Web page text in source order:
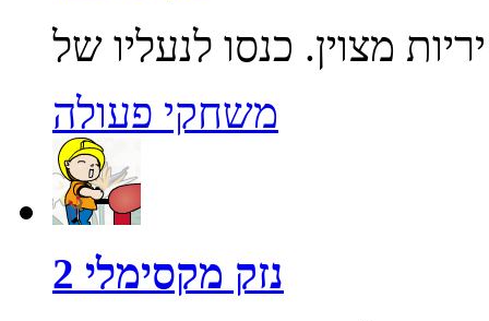
משחקי פעולה
נזק מקסימלי 2